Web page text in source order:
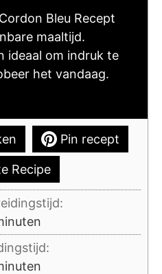
Bleu Recept
maaltijd.
ideaal om indruk te
het vandaag.
Pin recept
Recipe